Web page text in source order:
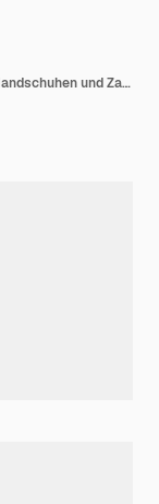
Spotlicht über dem Oberhut mit weißen Handschuhen und Zauberstab